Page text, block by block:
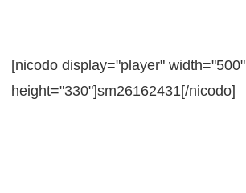
[nicodo display="player" width="500"
height="330"]sm26162431[/nicodo]